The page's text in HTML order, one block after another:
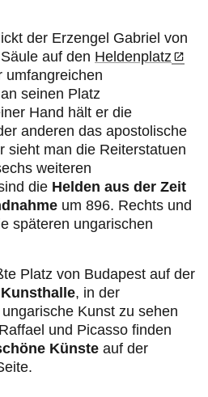
der Erzengel Gabriel von
auf den Heldenplatz
umfangreichen
seinen Platz
Hand hält er die
anderen das apostolische
sieht man die Reiterstatuen
weiteren
die Helden aus der Zeit
um 896. Rechts und
späteren ungarischen
Platz von Budapest auf der
Kunsthalle, in der
Kunst zu sehen
und Picasso finden
Künste auf der